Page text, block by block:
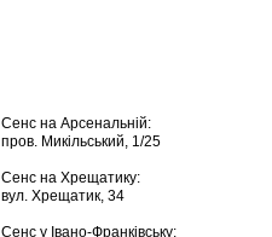
Сенс на Арсенальній:
пров. Микільський, 1/25
Сенс на Хрещатику:
вул. Хрещатик, 34
Сенс у Івано-Франківську: